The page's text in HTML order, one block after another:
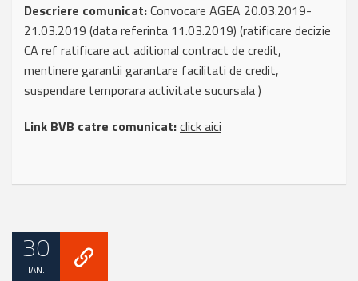
Descriere comunicat:Convocare AGEA 20.03.2019-
21.03.2019 (data referinta 11.03.2019) (ratificare decizie
CA ref ratificare act aditional contract de credit,
mentinere garantii garantare facilitati de credit,
suspendare temporara activitate sucursala )
Link BVB catre comunicat:click aici
30
IAN.